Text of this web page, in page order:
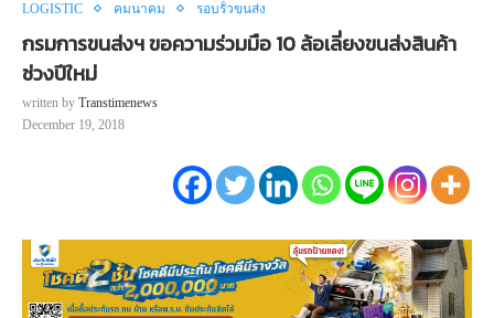
LOGISTIC คมนาคม รอบรั้วขนส่ง
กรมการขนส่งฯ ขอความร่วมมือ 10 ล้อเลี่ยงขนส่งสินค้า
ช่วงปีใหม่
written by Transtimenews
December 19, 2018